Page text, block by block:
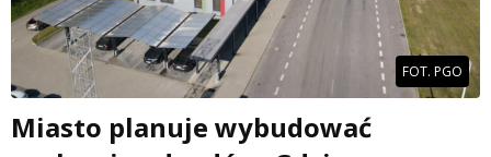
FOT. PGO
Miasto planuje wybudować